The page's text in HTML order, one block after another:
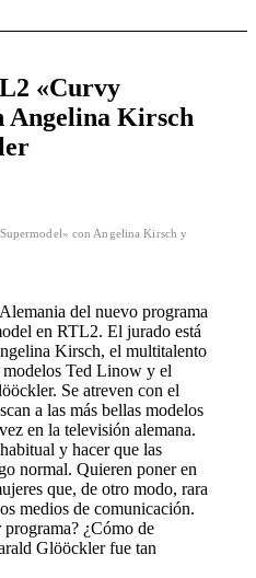
«Curvy
Angelina Kirsch
con Angelina Kirsch y
del nuevo programa
en RTL2. El jurado está
Kirsch, el multitalento
Ted Linow y el
Se atreven con el
a las más bellas modelos
en la televisión alemana.
y hacer que las
normal. Quieren poner en
que, de otro modo, rara
medios de comunicación.
¿Cómo de
Glööckler fue tan